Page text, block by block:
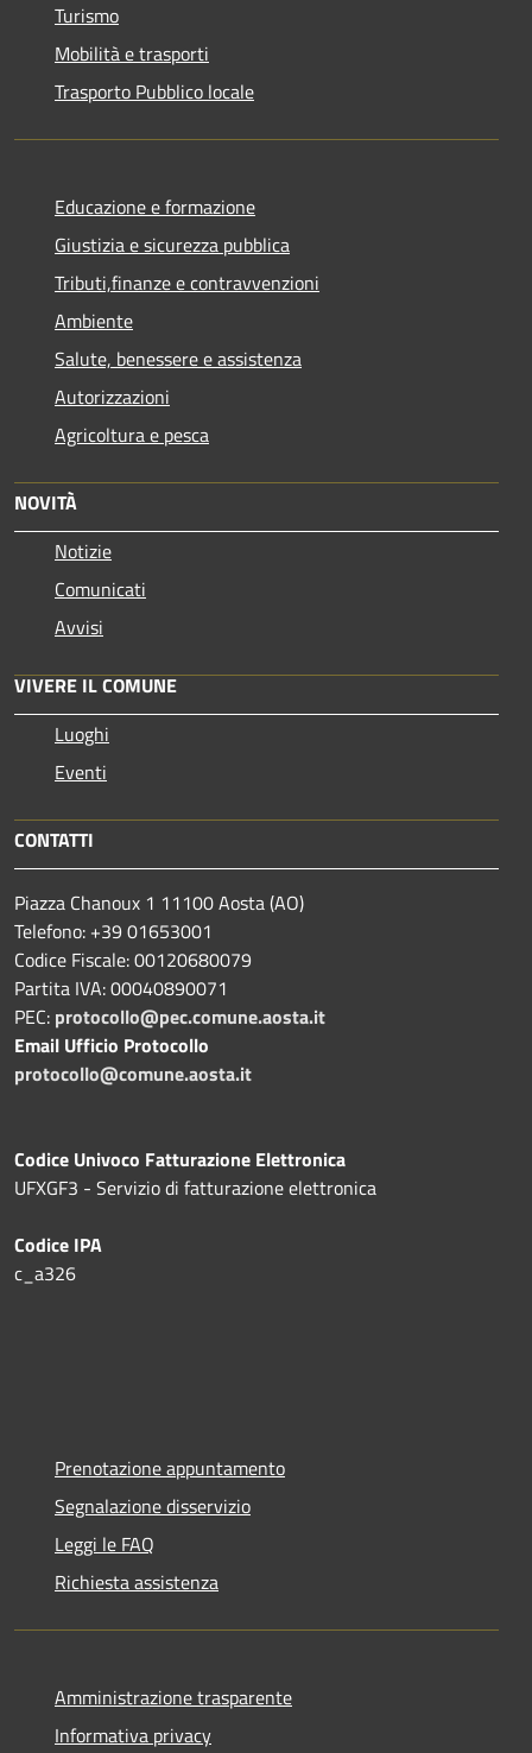
Turismo
Mobilità e trasporti
Trasporto Pubblico locale
Educazione e formazione
Giustizia e sicurezza pubblica
Tributi,finanze e contravvenzioni
Ambiente
Salute, benessere e assistenza
Autorizzazioni
Agricoltura e pesca
NOVITÀ
Notizie
Comunicati
Avvisi
VIVERE IL COMUNE
Luoghi
Eventi
CONTATTI
Piazza Chanoux 1 11100 Aosta (AO)
Telefono: +39 01653001
Codice Fiscale: 00120680079
Partita IVA: 00040890071
PEC: protocollo@pec.comune.aosta.it
Email Ufficio Protocollo
protocollo@comune.aosta.it
Codice Univoco Fatturazione Elettronica
UFXGF3 - Servizio di fatturazione elettronica
Codice IPA
c_a326
Prenotazione appuntamento
Segnalazione disservizio
Leggi le FAQ
Richiesta assistenza
Amministrazione trasparente
Informativa privacy